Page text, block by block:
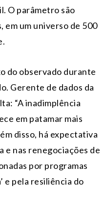
O parâmetro são
em um universo de 500
do observado durante
Gerente de dados da
“A inadimplência
em patamar mais
disso, há expectativa
e nas renegociações de
por programas
e pela resiliência do